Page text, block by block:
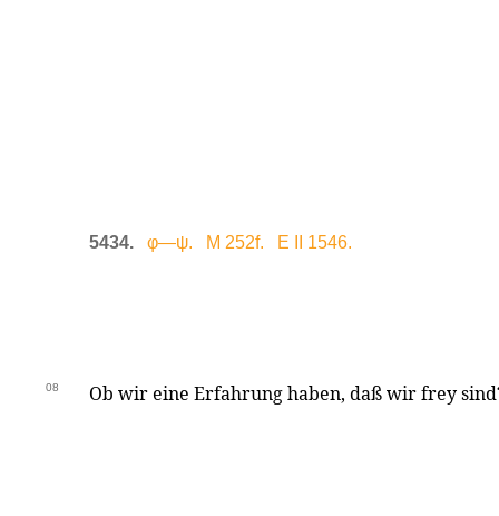
5434. φ—ψ. M 252f. E II 1546.
08 Ob wir eine Erfahrung haben, daß wir frey